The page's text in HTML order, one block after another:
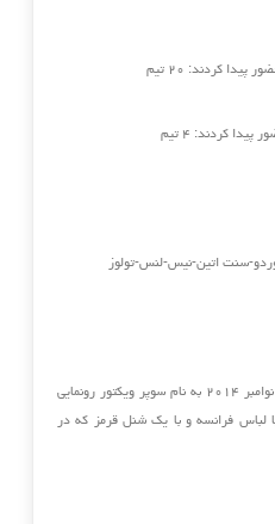
کردند: ۲۰ تیم
کردند: ۴ تیم
سنت اتین-نیس-لنس-تولوز
نماد یورو ۲۰۱۶ فرانسه در تاریخ ۱۸ نوامبر ۲۰۱۴ به نام سوپر ویکتور رونمایی
لباس فرانسه و با یک شنل قرمز که در